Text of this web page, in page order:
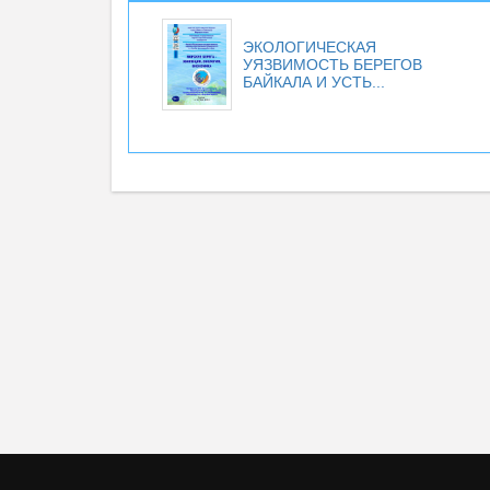
ЭКОЛОГИЧЕСКАЯ
УЯЗВИМОСТЬ БЕРЕГОВ
БАЙКАЛА И УСТЬ...